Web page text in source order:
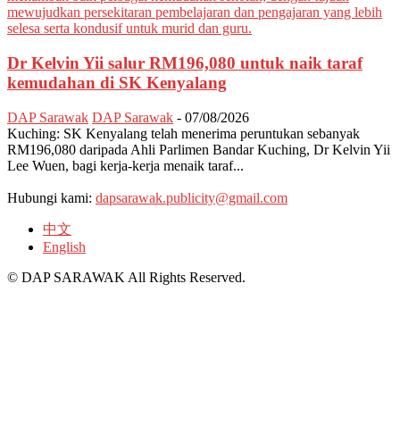
Dr Kelvin Yii salur RM196,080 untuk naik taraf
kemudahan di SK Kenyalang
DAP Sarawak DAP Sarawak - 07/08/2026
Kuching: SK Kenyalang telah menerima peruntukan sebanyak
RM196,080 daripada Ahli Parlimen Bandar Kuching, Dr Kelvin Yii
Lee Wuen, bagi kerja-kerja menaik taraf...
Hubungi kami: dapsarawak.publicity@gmail.com
中文
English
© DAP SARAWAK All Rights Reserved.